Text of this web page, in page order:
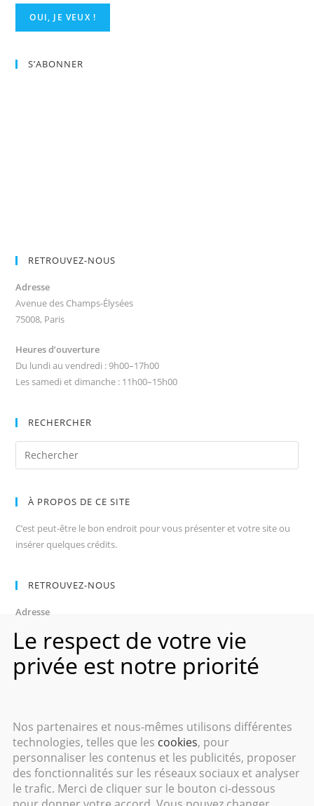
OUI, JE VEUX !
S’ABONNER
RETROUVEZ-NOUS
Adresse
Avenue des Champs-Élysées
75008, Paris
Heures d’ouverture
Du lundi au vendredi : 9h00–17h00
Les samedi et dimanche : 11h00–15h00
RECHERCHER
À PROPOS DE CE SITE
C’est peut-être le bon endroit pour vous présenter et votre site ou
insérer quelques crédits.
RETROUVEZ-NOUS
Adresse
75008, Paris
Heures d’ouverture
Copyright 2016 - Cyril GANTIN - Tous droits réservés.
Le respect de votre vie
privée est notre priorité
Nos partenaires et nous-mêmes utilisons différentes
technologies, telles que les cookies, pour
personnaliser les contenus et les publicités, proposer
des fonctionnalités sur les réseaux sociaux et analyser
le trafic. Merci de cliquer sur le bouton ci-dessous